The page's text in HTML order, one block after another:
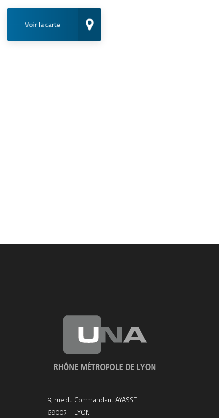
Voir la carte
9, rue du Commandant AYASSE
69007 – LYON